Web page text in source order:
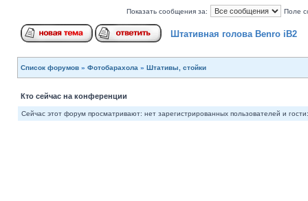
Показать сообщения за: Поле
Штативная голова Benro iB2
Список форумов » Фотобарахола » Штативы, стойки
Кто сейчас на конференции
Сейчас этот форум просматривают: нет зарегистрированных пользователей и